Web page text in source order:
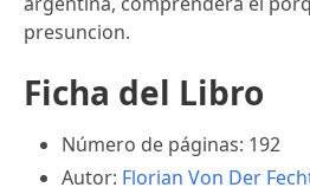
presuncion.
Ficha del Libro
Número de páginas: 192
Autor: Florian Von Der